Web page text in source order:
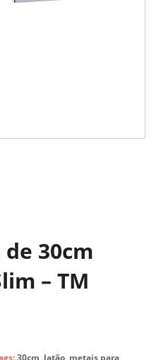
30cm
– TM